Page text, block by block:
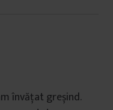
învățat greșind.